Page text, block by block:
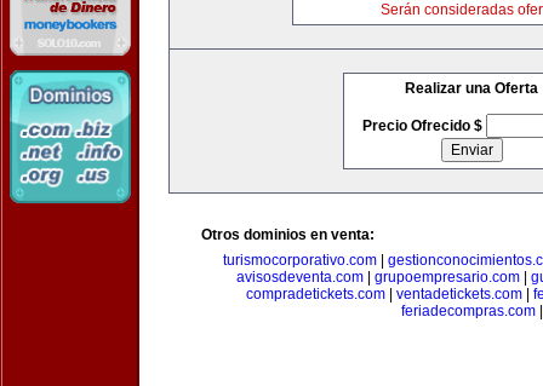
Serán consideradas
Realizar una Oferta
Precio Ofrecido $
Otros dominios en venta:
turismocorporativo.com
avisosdeventa.com| grupoempresario.com|
compradetickets.com| ventadetickets.com|
feriadecompras.com|